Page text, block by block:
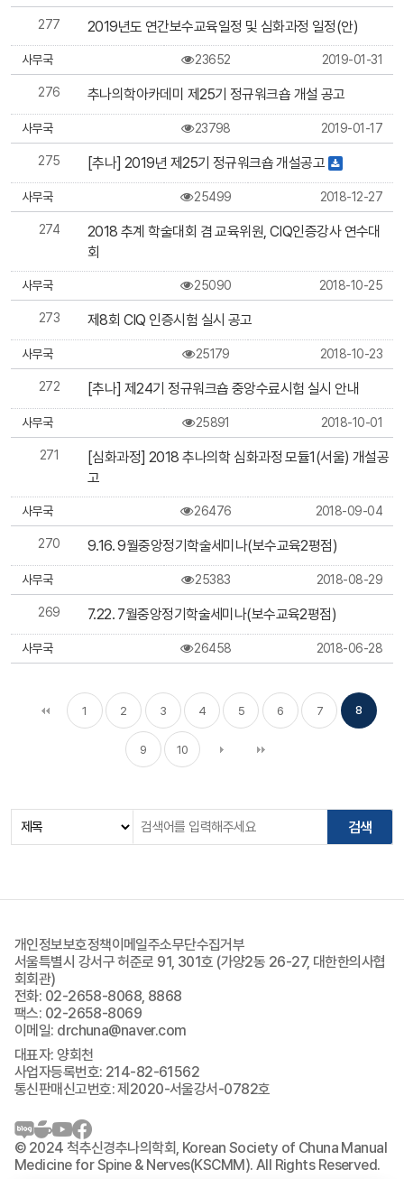
277 2019년도 연간보수교육일정 및 심화과정 일정(안)
사무국 23652 2019-01-31
276 추나의학아카데미 제25기 정규워크숍 개설 공고
사무국 23798 2019-01-17
275 [추나] 2019년 제25기 정규워크숍 개설공고
사무국 25499 2018-12-27
274
2018 추계 학술대회 겸 교육위원, CIQ인증강사 연수대
회
사무국 25090 2018-10-25
273 제8회 CIQ 인증시험 실시 공고
사무국 25179 2018-10-23
272 [추나] 제24기 정규워크숍 중앙수료시험 실시 안내
사무국 25891 2018-10-01
271
[심화과정] 2018 추나의학 심화과정 모듈1(서울) 개설공
고
사무국 26476 2018-09-04
270 9.16. 9월중앙정기학술세미나(보수교육2평점)
사무국 25383 2018-08-29
269 7.22. 7월중앙정기학술세미나(보수교육2평점)
사무국 26458 2018-06-28
1 2 3 4 5 6 7 8
9 10
서울특별시 강서구 허준로 91, 301호 (가양2동 26-27, 대한한의사협
회회관)
전화: 02-2658-8068, 8868
팩스: 02-2658-8069
이메일: drchuna@naver.com
대표자: 양회천
사업자등록번호: 214-82-61562
통신판매신고번호: 제2020-서울강서-0782호
개인정보보호정책이메일주소무단수집거부
© 2024 척추신경추나의학회, Korean Society of Chuna Manual
Medicine for Spine & Nerves(KSCMM). All Rights Reserved.